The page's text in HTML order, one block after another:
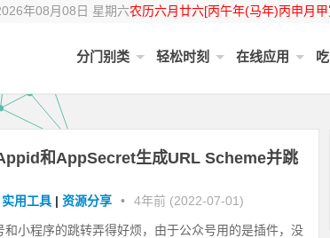
年08月08日 星期六农历六月廿六[丙午年(马年)丙申月
分门别类 轻松时刻 在线应用
和AppSecret生成URL Scheme并跳
实用工具 | 资源分享 • 4年前 (2022-07-01)
和小程序的跳转弄得好烦，由于公众号用的是插件，没